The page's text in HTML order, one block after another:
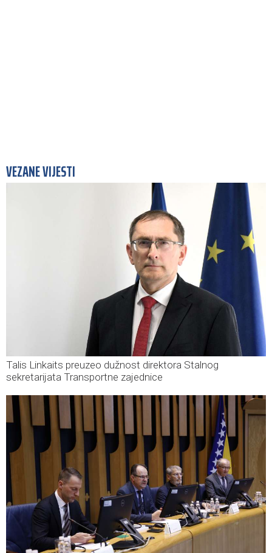
VEZANE VIJESTI
Talis Linkaits preuzeo dužnost direktora Stalnog
sekretarijata Transportne zajednice